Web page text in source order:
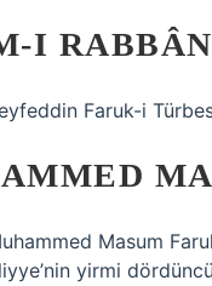
I
Faruk-i
Masum
yirmi